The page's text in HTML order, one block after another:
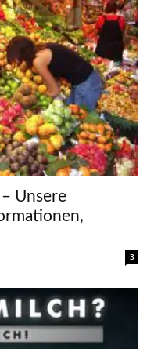
Unsere
3